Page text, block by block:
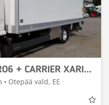
MAN TGL 8.220 4X2 EURO6 + CARRIER XARIOS 600
Otepää vald, EE